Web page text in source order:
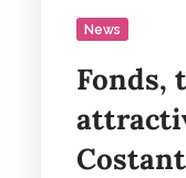
News
Fonds,